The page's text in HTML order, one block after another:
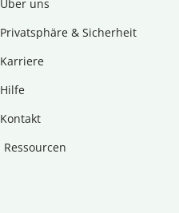
Über uns
Privatsphäre & Sicherheit
Karriere
Hilfe
Kontakt
Ressourcen